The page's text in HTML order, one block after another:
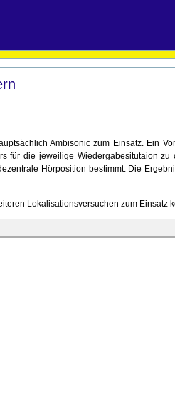
Ambisonic zum Einsatz. Ein
die jeweilige Wiedergabesitutaion zu
Hörposition bestimmt. Die
Lokalisationsversuchen zum Einsatz